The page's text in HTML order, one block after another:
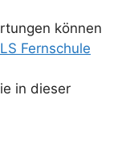
können
Fernschule
in dieser